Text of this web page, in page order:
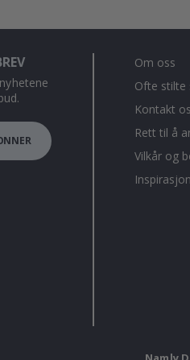
Om oss
Ofte stilte
Kontakt
Rett til å
Vilkår og
Inspirasjon